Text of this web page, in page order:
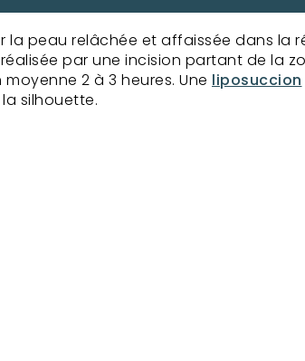
peau relâchée et affaissée dans la
par une incision partant de la
2 à 3 heures. Une liposuccion
silhouette.